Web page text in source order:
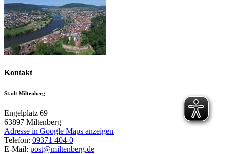
Kontakt
Stadt Miltenberg
Engelplatz 69
63897 Miltenberg
Adresse in Google Maps anzeigen
Telefon: 09371 404-0
E-Mail: post@miltenberg.de